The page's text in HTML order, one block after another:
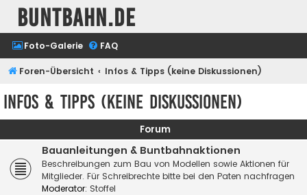
buntbahn.de
Foto-Galerie FAQ
Foren-Übersicht Infos & Tipps (keine Diskussionen)
Infos & Tipps (keine Diskussionen)
Forum
Bauanleitungen & Buntbahnaktionen
Beschreibungen zum Bau von Modellen sowie Aktionen für
Mitglieder. Für Schreibrechte bitte bei den Paten nachfragen
Moderator: Stoffel